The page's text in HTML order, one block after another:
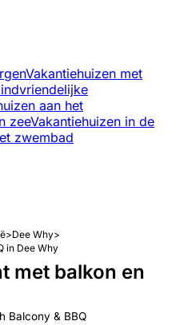
Vakantiehuizen met
aan het
zeeVakantiehuizen in de
zwembad
>Dee Why>
in Dee Why
met balkon en
Balcony & BBQ